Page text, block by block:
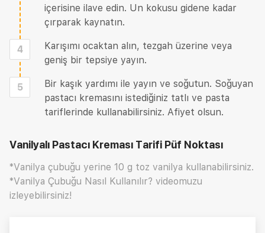
içerisine ilave edin. Un kokusu gidene kadar
çırparak kaynatın.
4
Karışımı ocaktan alın, tezgah üzerine veya
geniş bir tepsiye yayın.
5
Bir kaşık yardımı ile yayın ve soğutun. Soğuyan
pastacı kremasını istediğiniz tatlı ve pasta
tariflerinde kullanabilirsiniz. Afiyet olsun.
Vanilyalı Pastacı Kreması Tarifi Püf Noktası
*Vanilya çubuğu yerine 10 g toz vanilya kullanabilirsiniz.
*Vanilya Çubuğu Nasıl Kullanılır? videomuzu
izleyebilirsiniz!